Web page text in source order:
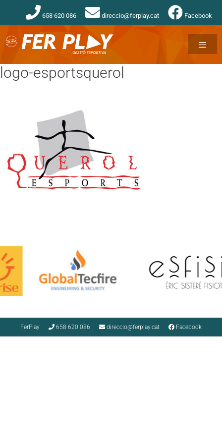
658 620 086 direccio@ferplay.cat Facebook
logo-esportsquerol
FerPlay 658 620 086 direccio@ferplay.cat Facebook